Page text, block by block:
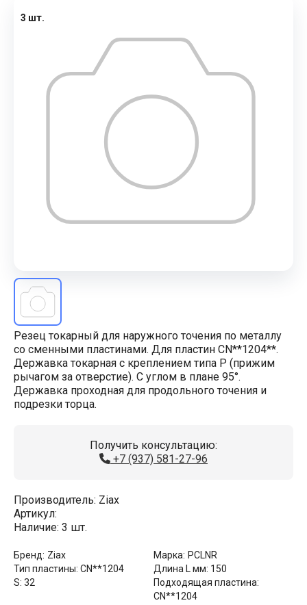
3 шт.
Резец токарный для наружного точения по металлу
со сменными пластинами. Для пластин CN**1204**.
Державка токарная с креплением типа P (прижим
рычагом за отверстие). С углом в плане 95°.
Державка проходная для продольного точения и
подрезки торца.
Получить консультацию:
+7 (937) 581-27-96
Производитель: Ziax
Артикул:
Наличие: 3 шт.
Бренд: Ziax Марка: PCLNR
Тип пластины: CN**1204 Длина L мм: 150
S: 32
Подходящая пластина:
CN**1204